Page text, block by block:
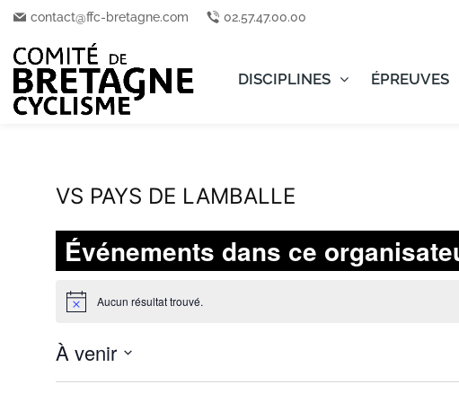
contact@ffc-bretagne.com 02.57.47.00.00
DISCIPLINES ÉPREUVES
VS PAYS DE LAMBALLE
Événements dans ce
Notice Aucun résultat trouvé.
À venir